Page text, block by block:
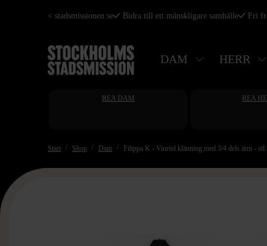
Hoppa
huvudinnehåll
< stadsmissionen.se Bidra till ett mänskligare samhälle Fri
DAM HERR
REA DAM REA
Start Shop Dam Filippa K - Vinröd klänning med 3/4 dels ärm -